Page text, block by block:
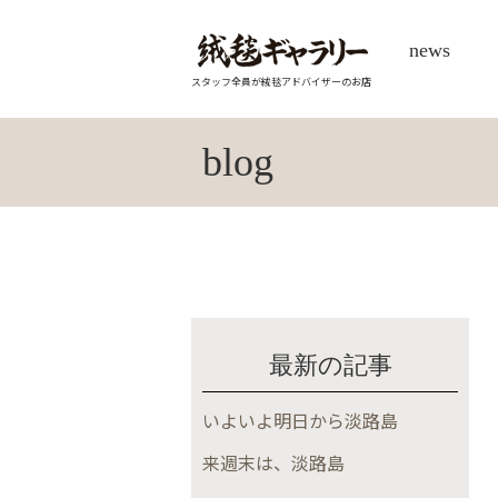
スタッフ全員が絨毯アドバイザーのお店
news
blog
最新の記事
いよいよ明日から淡路島
来週末は、淡路島